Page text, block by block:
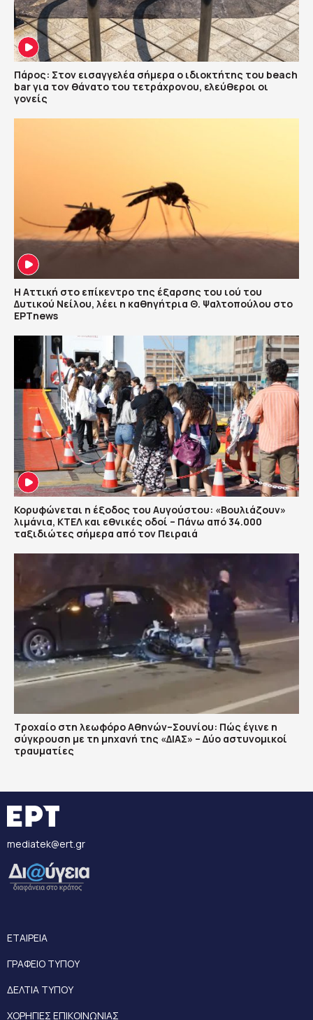
Πάρος: Στον εισαγγελέα σήμερα ο ιδιοκτήτης του beach
bar για τον θάνατο του τετράχρονου, ελεύθεροι οι
γονείς
Η Αττική στο επίκεντρο της έξαρσης του ιού του
Δυτικού Νείλου, λέει η καθηγήτρια Θ. Ψαλτοπούλου στο
ΕΡΤnews
Κορυφώνεται η έξοδος του Αυγούστου: «Βουλιάζουν»
λιμάνια, ΚΤΕΛ και εθνικές οδοί – Πάνω από 34.000
ταξιδιώτες σήμερα από τον Πειραιά
Τροχαίο στη λεωφόρο Αθηνών–Σουνίου: Πώς έγινε η
σύγκρουση με τη μηχανή της «ΔΙΑΣ» – Δύο αστυνομικοί
τραυματίες
mediatek@ert.gr
ΕΤΑΙΡΕΙΑ
ΓΡΑΦΕΙΟ ΤΥΠΟΥ
ΔΕΛΤΙΑ ΤΥΠΟΥ
ΧΟΡΗΓΙΕΣ ΕΠΙΚΟΙΝΩΝΙΑΣ